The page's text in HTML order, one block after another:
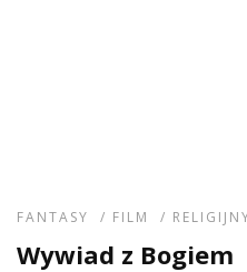
FANTASY / FILM /
Wywiad z Bogiem